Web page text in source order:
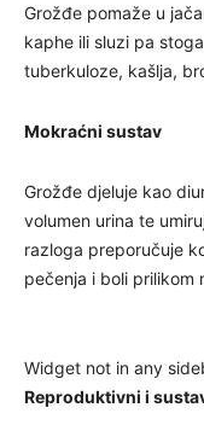
Grožđe pomaže u
kaphe ili sluzi pa
tuberkuloze, kašlja,
Mokraćni sustav
Grožđe djeluje kao
volumen urina te
razloga preporučuje
pečenja i boli prilikom
Widget not in any
Reproduktivni i